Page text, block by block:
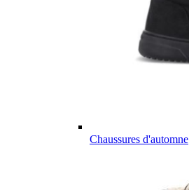
Chaussures d'automne